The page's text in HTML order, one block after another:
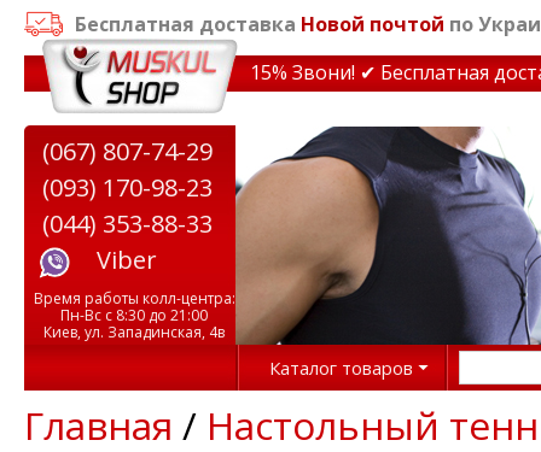
Бесплатная доставка Новой почтой по
на тренажеры до 15% Звони! ✔ Бесплатная
(067) 807-74-29
(093) 170-98-23
(044) 353-88-33
Viber
Время работы колл-центра:
Пн-Вс с 8:30 до 21:00
Киев, ул. Западинская, 4в
Каталог товаров
Главная / Настольный